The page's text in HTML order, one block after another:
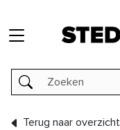
Terug naar overzicht